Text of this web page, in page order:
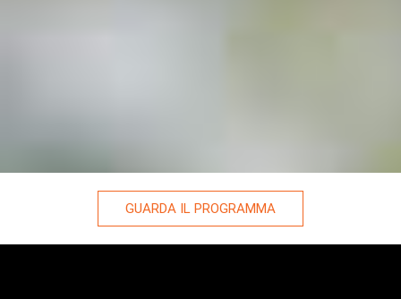
GUARDA IL PROGRAMMA